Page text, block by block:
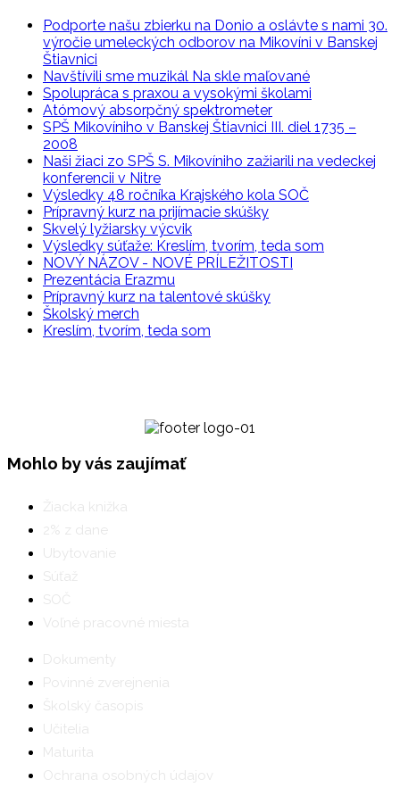
Podporte našu zbierku na Donio a oslávte s nami 30.
výročie umeleckých odborov na Mikovíni v Banskej
Štiavnici
Navštívili sme muzikál Na skle maľované
Spolupráca s praxou a vysokými školami
Atómový absorpčný spektrometer
SPŠ Mikovíniho v Banskej Štiavnici III. diel 1735 –
2008
Naši žiaci zo SPŠ S. Mikovíniho zažiarili na vedeckej
konferencii v Nitre
Výsledky 48 ročníka Krajského kola SOČ
Prípravný kurz na prijímacie skúšky
Skvelý lyžiarsky výcvik
Výsledky súťaže: Kreslím, tvorím, teda som
NOVÝ NÁZOV - NOVÉ PRÍLEŽITOSTI
Prezentácia Erazmu
Prípravný kurz na talentové skúšky
Školský merch
Kreslím, tvorím, teda som
Mohlo by vás zaujímať
Žiacka knižka
2% z dane
Ubytovanie
Súťaž
SOČ
Voľné pracovné miesta
Dokumenty
Povinné zverejnenia
Školský časopis
Učitelia
Maturita
Ochrana osobných údajov